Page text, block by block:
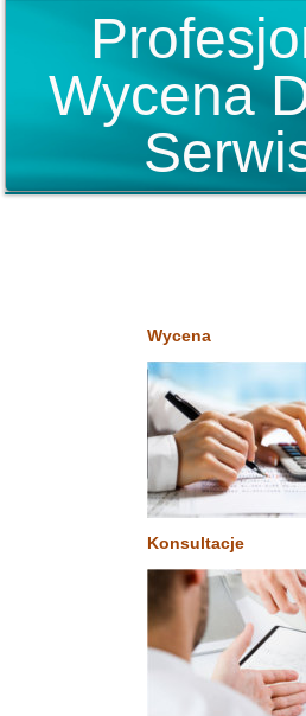
Wycena
Wycena
Konsultacje